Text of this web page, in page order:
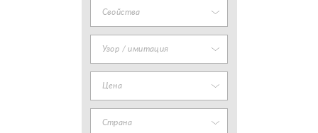
Свойства
Узор / имитация
Цена
Страна